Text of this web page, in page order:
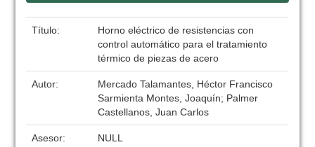
Título:
Horno eléctrico de resistencias con
control automático para el tratamiento
térmico de piezas de acero
Autor:
Mercado Talamantes, Héctor Francisco
Sarmienta Montes, Joaquín; Palmer
Castellanos, Juan Carlos
Asesor: NULL